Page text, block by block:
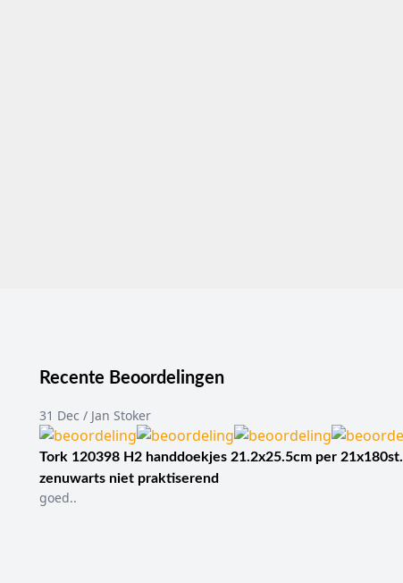
Recente Beoordelingen
31 Dec / Jan Stoker
Tork 120398 H2 handdoekjes 21.2x25.5cm per 21x180st.
zenuwarts niet praktiserend
goed..